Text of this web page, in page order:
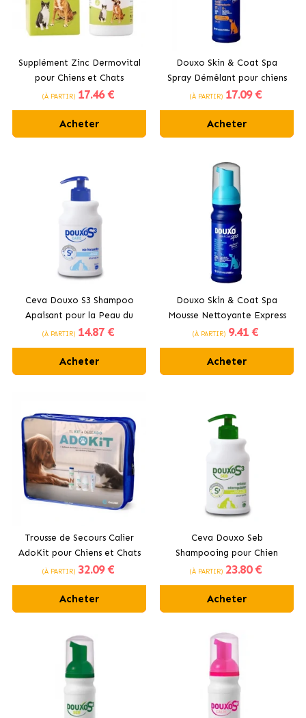
Supplément Zinc Dermovital
pour Chiens et Chats
Stangest
(À PARTIR) 17.46 €
Acheter
Douxo Skin & Coat Spa
Spray Démêlant pour chiens
(À PARTIR) 17.09 €
Acheter
Ceva Douxo S3 Shampoo
Apaisant pour la Peau du
Chien/Chat
(À PARTIR) 14.87 €
Acheter
Douxo Skin & Coat Spa
Mousse Nettoyante Express
pour chiens
(À PARTIR) 9.41 €
Acheter
Trousse de Secours Calier
AdoKit pour Chiens et Chats
(À PARTIR) 32.09 €
Acheter
Ceva Douxo Seb
Shampooing pour Chien
(À PARTIR) 23.80 €
Acheter